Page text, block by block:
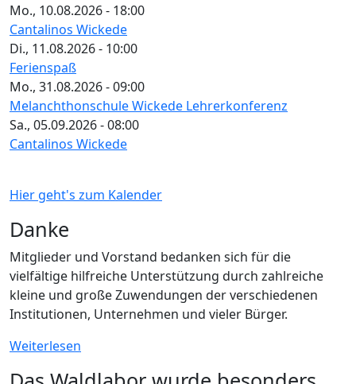
Mo., 10.08.2026 - 18:00
Cantalinos Wickede
Di., 11.08.2026 - 10:00
Ferienspaß
Mo., 31.08.2026 - 09:00
Melanchthonschule Wickede Lehrerkonferenz
Sa., 05.09.2026 - 08:00
Cantalinos Wickede
Hier geht's zum Kalender
Danke
Mitglieder und Vorstand bedanken sich für die
vielfältige hilfreiche Unterstützung durch zahlreiche
kleine und große Zuwendungen der verschiedenen
Institutionen, Unternehmen und vieler Bürger.
Weiterlesen